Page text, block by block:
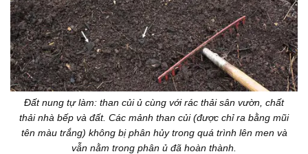
Đất nung tự làm: than củi ủ cùng với rác thải sân vườn, chất
thải nhà bếp và đất. Các mảnh than củi (được chỉ ra bằng mũi
tên màu trắng) không bị phân hủy trong quá trình lên men và
vẫn nằm trong phân ủ đã hoàn thành.